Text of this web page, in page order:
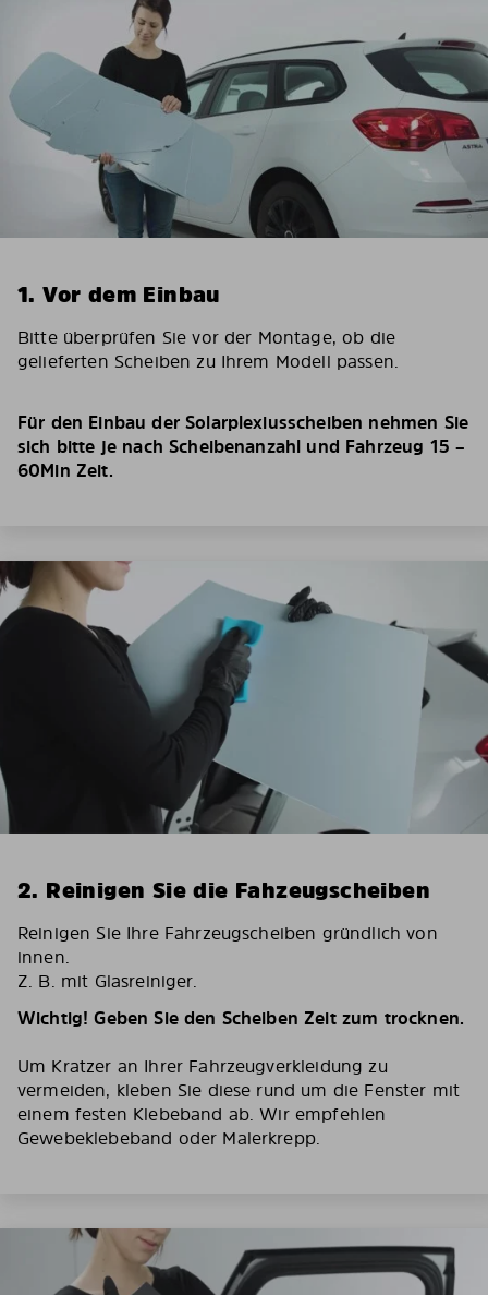
1. Vor dem Einbau
Bitte überprüfen Sie vor der Montage, ob die
gelieferten Scheiben zu Ihrem Modell passen.
Für den Einbau der Solarplexiusscheiben nehmen Sie
sich bitte je nach Scheibenanzahl und Fahrzeug 15 –
60Min Zeit.
2. Reinigen Sie die Fahzeugscheiben
Reinigen Sie Ihre Fahrzeugscheiben gründlich von
innen.
Z. B. mit Glasreiniger.
Wichtig! Geben Sie den Scheiben Zeit zum trocknen.
Um Kratzer an Ihrer Fahrzeugverkleidung zu
vermeiden, kleben Sie diese rund um die Fenster mit
einem festen Klebeband ab. Wir empfehlen
Gewebeklebeband oder Malerkrepp.